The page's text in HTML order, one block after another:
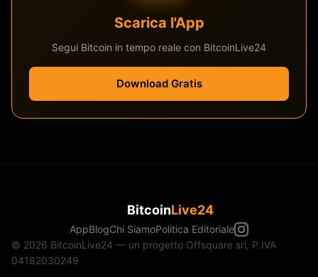
Scarica l'App
Segui Bitcoin in tempo reale con BitcoinLive24
Download Gratis
BitcoinLive24
AppBlogChi SiamoPolitica Editoriale
© 2026 BitcoinLive24 — un progetto Offsquare srl, P.IVA
04182030249